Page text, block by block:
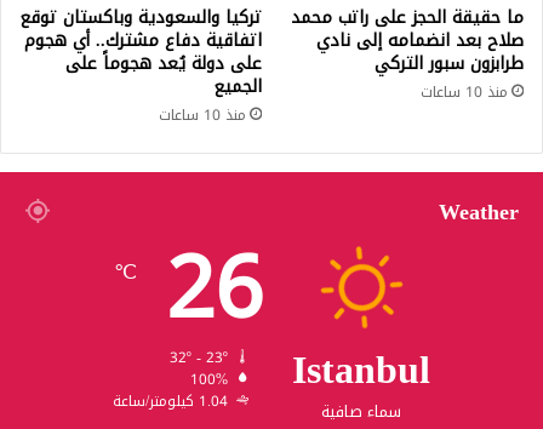
ما حقيقة الحجز على راتب محمد
صلاح بعد انضمامه إلى نادي
طرابزون سبور التركي
منذ 10 ساعات
تركيا والسعودية وباكستان توقع
اتفاقية دفاع مشترك.. أي هجوم
على دولة يُعد هجوماً على
الجميع
منذ 10 ساعات
Weather
Istanbul
سماء صافية
26
℃
100%
1.04 كيلومتر/ساعة